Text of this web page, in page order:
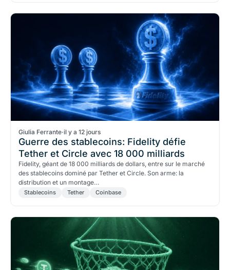
Giulia Ferrante·il y a 12 jours
Guerre des stablecoins: Fidelity défie
Tether et Circle avec 18 000 milliards
Fidelity, géant de 18 000 milliards de dollars, entre sur le marché
des stablecoins dominé par Tether et Circle. Son arme: la
distribution et un montage…
Stablecoins Tether Coinbase